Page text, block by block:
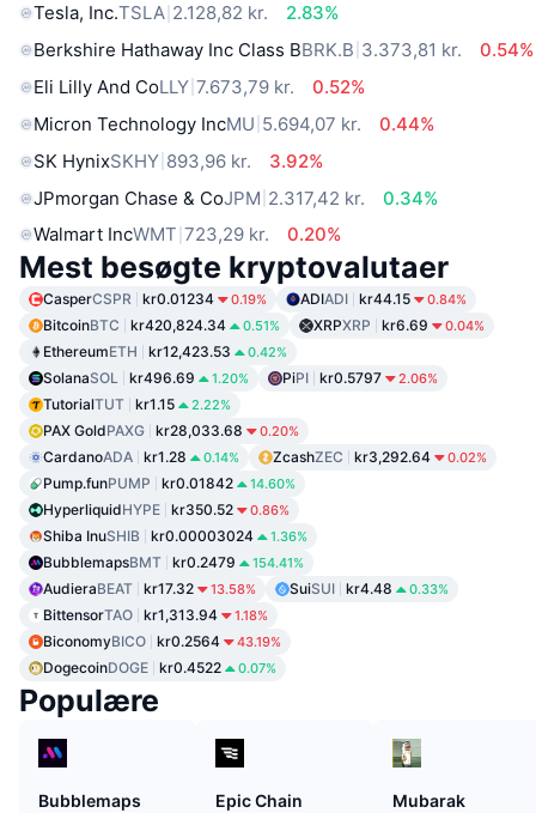
Tesla, Inc.TSLA 2.128,82 kr.
2.83%
Berkshire Hathaway Inc Class BBRK.B 3.373,81 kr.
0.54%
Eli Lilly And CoLLY 7.673,79 kr.
0.52%
Micron Technology IncMU 5.694,07 kr.
0.44%
SK HynixSKHY 893,96 kr.
3.92%
JPmorgan Chase & CoJPM 2.317,42 kr.
0.34%
Walmart IncWMT 723,29 kr. 0.20%
Mest besøgte kryptovalutaer
CasperCSPR kr0.01234 0.19% ADIADI kr44.15 0.84%
BitcoinBTC kr420,824.34 0.51% XRPXRP kr6.69 0.04%
EthereumETH kr12,423.53 0.42%
SolanaSOL kr496.69 1.20% PiPI kr0.5797 2.06%
TutorialTUT kr1.15 2.22%
PAX GoldPAXG kr28,033.68 0.20%
CardanoADA kr1.28 0.14% ZcashZEC kr3,292.64 0.02%
Pump.funPUMP kr0.01842 14.60%
HyperliquidHYPE kr350.52 0.86%
Shiba InuSHIB kr0.00003024 1.36%
BubblemapsBMT kr0.2479 154.41%
AudieraBEAT kr17.32 13.58% SuiSUI kr4.48 0.33%
BittensorTAO kr1,313.94 1.18%
BiconomyBICO kr0.2564 43.19%
DogecoinDOGE kr0.4522 0.07%
Populære
Bubblemaps
Epic Chain
Mubarak